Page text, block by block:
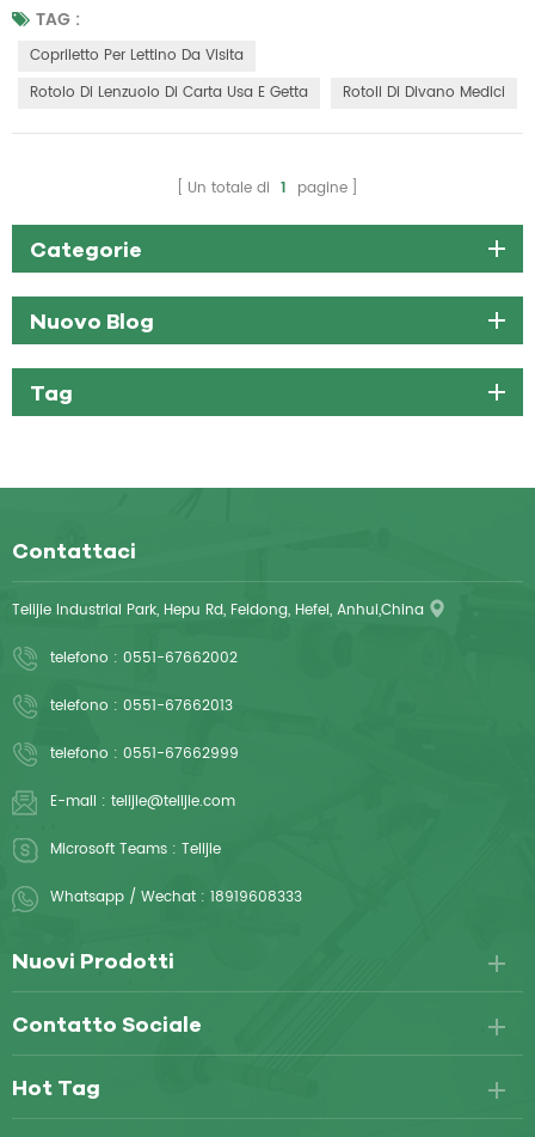
affidano a teli monouso per mantenere l'igiene tra un paziente e l'altro,
velocizzando al contempo le operazioni di preparazione e pulizia.
TAG :
Copriletto Per Lettino Da Visita
Rotolo Di Lenzuolo Di Carta Usa E Getta
Rotoli Di Divano Medici
Un totale di 1 pagine
Categorie
Nuovo Blog
Tag
Contattaci
Telijie Industrial Park, Hepu Rd, Feidong, Hefei, Anhui,China
telefono : 0551-67662002
telefono : 0551-67662013
telefono : 0551-67662999
E-mail : telijie@telijie.com
Microsoft Teams : Telijie
Whatsapp / Wechat : 18919608333
Nuovi Prodotti
Contatto Sociale
Hot Tag